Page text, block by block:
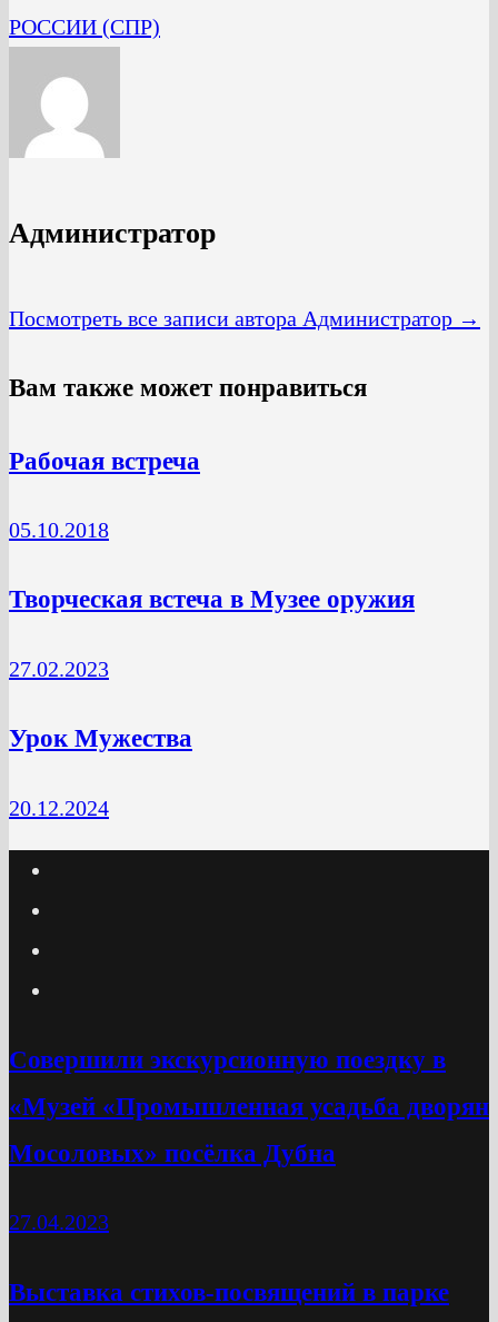
РОССИИ (СПР)
Администратор
Посмотреть все записи автора Администратор →
Вам также может понравиться
Рабочая встреча
05.10.2018
Творческая встеча в Музее оружия
27.02.2023
Урок Мужества
20.12.2024
Cовершили экскурсионную поездку в
«Музей «Промышленная усадьба дворян
Мосоловых» посёлка Дубна
27.04.2023
Выставка стихов-посвящений в парке